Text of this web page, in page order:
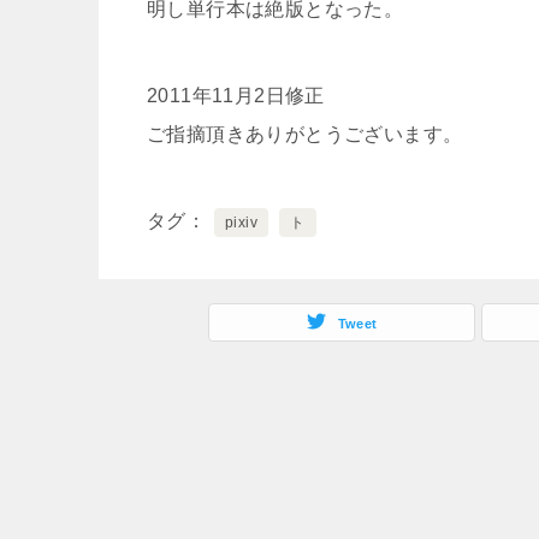
明し単行本は絶版となった。
2011年11月2日修正
ご指摘頂きありがとうございます。
タグ pixiv ト
Tweet